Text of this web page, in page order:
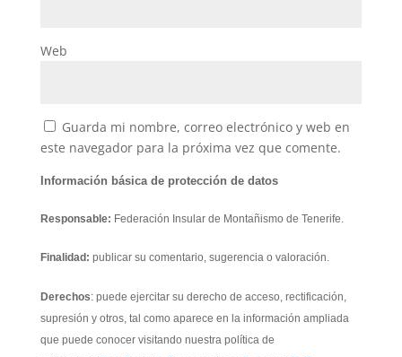
Web
Guarda mi nombre, correo electrónico y web en
este navegador para la próxima vez que comente.
Información básica de protección de datos
Responsable: Federación Insular de Montañismo de Tenerife.
Finalidad: publicar su comentario, sugerencia o valoración.
Derechos: puede ejercitar su derecho de acceso, rectificación,
supresión y otros, tal como aparece en la información ampliada
que puede conocer visitando nuestra política de